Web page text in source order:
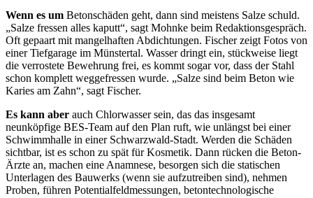
Wenn es um Betonschäden geht, dann sind meistens Salze schuld.
„Salze fressen alles kaputt“, sagt Mohnke beim Redaktionsgespräch.
Oft gepaart mit mangelhaften Abdichtungen. Fischer zeigt Fotos von
einer Tiefgarage im Münstertal. Wasser dringt ein, stückweise liegt
die verrostete Bewehrung frei, es kommt sogar vor, dass der Stahl
schon komplett weggefressen wurde. „Salze sind beim Beton wie
Karies am Zahn“, sagt Fischer.
Es kann aber auch Chlorwasser sein, das das insgesamt
neunköpfige BES-Team auf den Plan ruft, wie unlängst bei einer
Schwimmhalle in einer Schwarzwald-Stadt. Werden die Schäden
sichtbar, ist es schon zu spät für Kosmetik. Dann rücken die Beton-
Ärzte an, machen eine Anamnese, besorgen sich die statischen
Unterlagen des Bauwerks (wenn sie aufzutreiben sind), nehmen
Proben, führen Potentialfeldmessungen, betontechnologische